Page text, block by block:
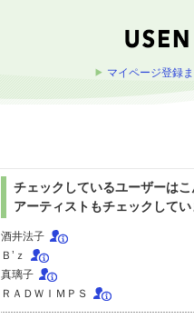
マイページ登録
チェックしているユーザーはこ
アーティストもチェックして
酒井法子
Ｂ’ｚ
真璃子
ＲＡＤＷＩＭＰＳ